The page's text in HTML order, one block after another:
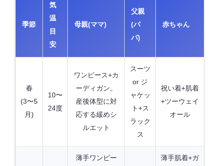
季節
気
温
目
安
母親(ママ)
父親
(パ
パ)
赤ちゃん
春
(3〜5
月)
10〜
24度
ワンピース+カ
ーディガン。
産後体型に対
応する緩めシ
ルエット
スーツ
or ジ
ャケッ
ト+ス
ラック
ス
祝い着+肌着
+ツーウェイ
オール
薄手ワンピー
薄手肌着+ガ